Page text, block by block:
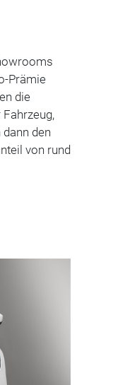
Prämie
die
den
von rund